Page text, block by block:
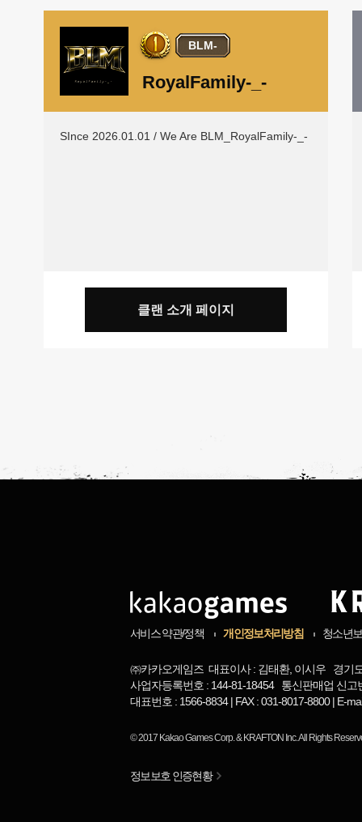
BLM-
RoyalFamily-_-
SInce 2026.01.01 / We Are BLM_RoyalFamily-_-
클랜 소개 페이지
서비스 약관/정책 개인정보처리방침 청소년
㈜카카오게임즈 대표이사 : 김태환, 이시우 경기
사업자등록번호 : 144-81-18454 통신판매업 신고
대표번호 : 1566-8834 | FAX : 031-8017-8800 | E-
© 2017 Kakao Games Corp. & KRAFTON Inc.All Rights
정보보호 인증현황